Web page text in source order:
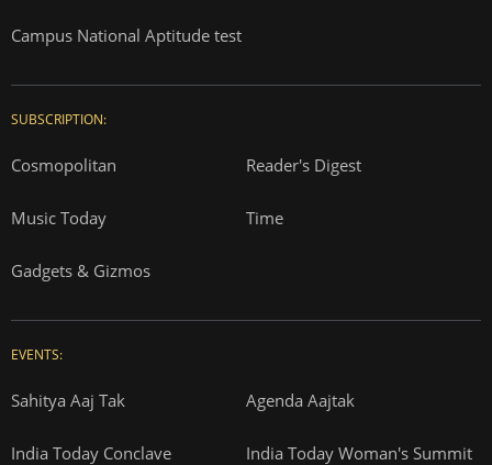
Campus National Aptitude test
SUBSCRIPTION:
Cosmopolitan Reader's Digest
Music Today Time
Gadgets & Gizmos
EVENTS:
Sahitya Aaj Tak Agenda Aajtak
India Today Conclave India Today Woman's Summit